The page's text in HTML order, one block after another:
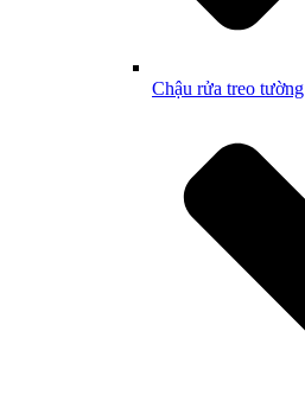
Chậu rửa treo tường